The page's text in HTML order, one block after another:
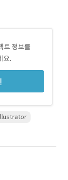
트 정보를
요.